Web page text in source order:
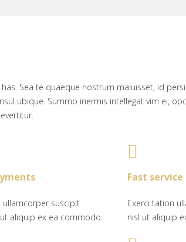
Sea te quaeque nostrum maluisset, id
ubique. Summo inermis intellegat vim ei,
ullamcorper suscipit
aliquip ex ea commodo.
Fast service
Exerci tation
nisl ut aliquip